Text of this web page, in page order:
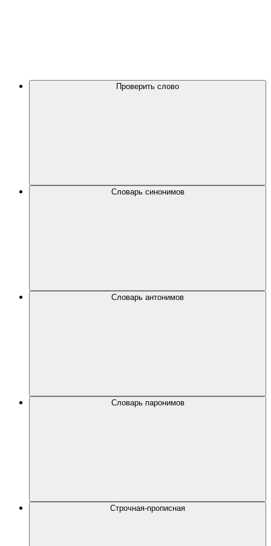
Проверить слово
Словарь синонимов
Словарь антонимов
Словарь паронимов
Строчная-прописная